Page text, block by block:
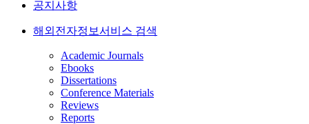
공지사항
해외전자정보서비스 검색
Academic Journals
Ebooks
Dissertations
Conference Materials
Reviews
Reports